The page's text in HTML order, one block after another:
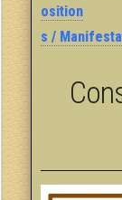
osition
s /